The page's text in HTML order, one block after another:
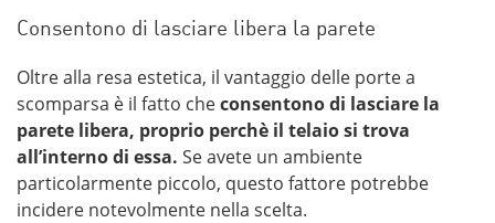
Consentono di lasciare libera la parete
Oltre alla resa estetica, il vantaggio delle porte a
scomparsa è il fatto checonsentono di lasciare la
parete libera, proprio perchè il telaio si trova
all’interno di essa. Se avete un ambiente
particolarmente piccolo, questo fattore potrebbe
incidere notevolmente nella scelta.